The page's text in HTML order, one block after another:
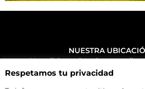
NUESTRA
Haz click aquí y mira como
CONTACTA CON
+34 972 500 449
Respetamos tu privacidad